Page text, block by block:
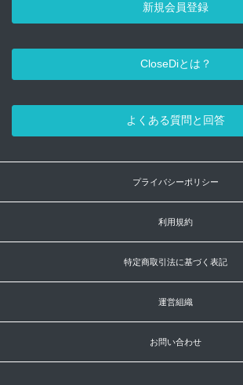
新規会員登録
CloseDiとは？
よくある質問と回答
プライバシーポリシー
利用規約
特定商取引法に基づく表記
運営組織
お問い合わせ